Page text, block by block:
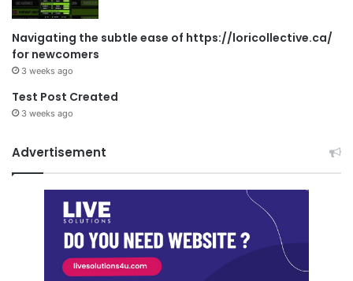
Navigating the subtle ease of https://loricollective.ca/
for newcomers
3 weeks ago
Test Post Created
3 weeks ago
Advertisement